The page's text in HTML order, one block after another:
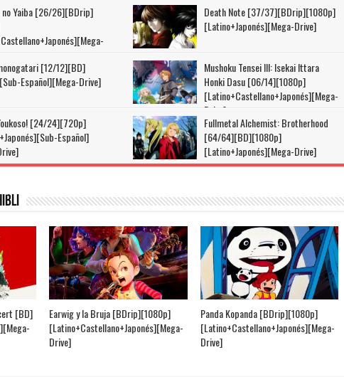
no Yaiba [26/26][BDrip]
Death Note [37/37][BDrip][1080p]
[Latino+Japonés][Mega-Drive]
[12/12][BD]
Español][Mega-Drive]
Mushoku Tensei III: Isekai Ittara
Honki Dasu [06/14][1080p]
[Latino+Castellano+Japonés][Mega-
Drive]
[24/24][720p]
Español]
Fullmetal Alchemist: Brotherhood
[64/64][BD][1080p]
[Latino+Japonés][Mega-Drive]
[BD]
Earwig y la Bruja [BDrip][1080p]
[Latino+Castellano+Japonés][Mega-
Drive]
Panda Kopanda [BDrip][1080p]
[Latino+Castellano+Japonés][Mega-
Drive]